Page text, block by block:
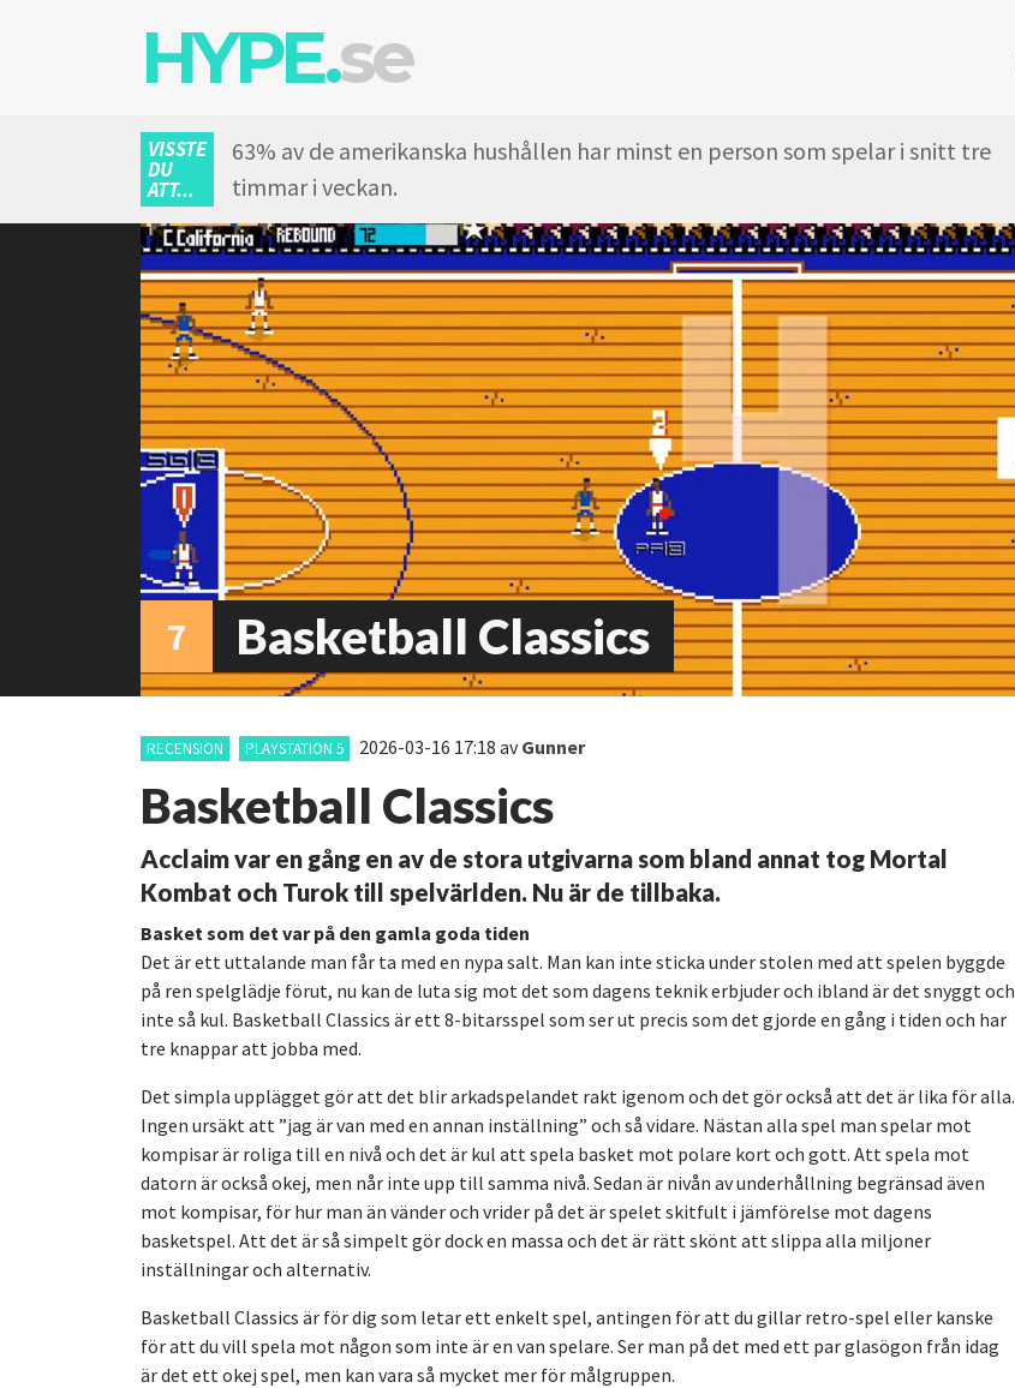
HYPE.se
VISSTE
DU
ATT...
63% av de amerikanska hushållen har minst en person som spelar i snitt tre
timmar i veckan.
7 Basketball Classics
RECENSION PLAYSTATION 5 2026-03-16 17:18 avGunner
Basketball Classics
Acclaim var en gång en av de stora utgivarna som bland annat tog Mortal
Kombat och Turok till spelvärlden. Nu är de tillbaka.
Basket som det var på den gamla goda tiden
Det är ett uttalande man får ta med en nypa salt. Man kan inte sticka under stolen med att spelen byggde
på ren spelglädje förut, nu kan de luta sig mot det som dagens teknik erbjuder och ibland är det snyggt och
inte så kul. Basketball Classics är ett 8-bitarsspel som ser ut precis som det gjorde en gång i tiden och har
tre knappar att jobba med.
Det simpla upplägget gör att det blir arkadspelandet rakt igenom och det gör också att det är lika för alla.
Ingen ursäkt att ”jag är van med en annan inställning” och så vidare. Nästan alla spel man spelar mot
kompisar är roliga till en nivå och det är kul att spela basket mot polare kort och gott. Att spela mot
datorn är också okej, men når inte upp till samma nivå. Sedan är nivån av underhållning begränsad även
mot kompisar, för hur man än vänder och vrider på det är spelet skitfult i jämförelse mot dagens
basketspel. Att det är så simpelt gör dock en massa och det är rätt skönt att slippa alla miljoner
inställningar och alternativ.
Basketball Classics är för dig som letar ett enkelt spel, antingen för att du gillar retro-spel eller kanske
för att du vill spela mot någon som inte är en van spelare. Ser man på det med ett par glasögon från idag
är det ett okej spel, men kan vara så mycket mer för målgruppen.